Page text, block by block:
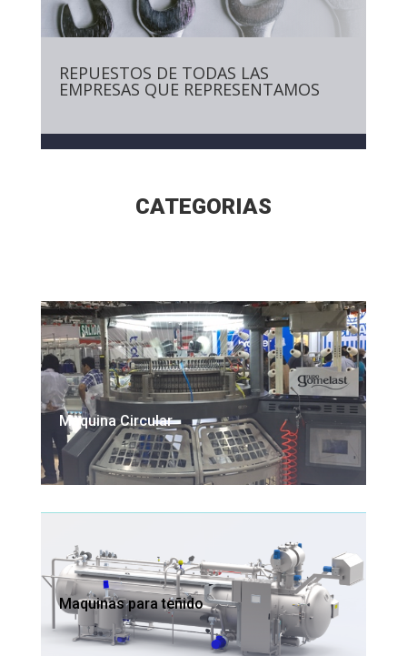
REPUESTOS DE TODAS LAS
EMPRESAS QUE REPRESENTAMOS
CATEGORIAS
Maquina Circular
Maquinas para teñido